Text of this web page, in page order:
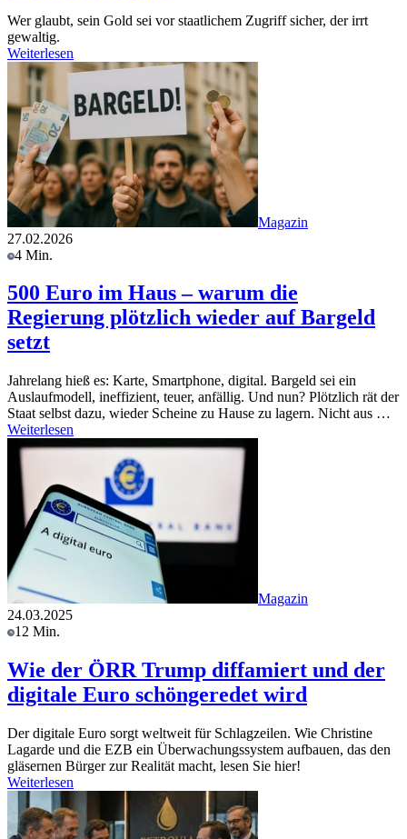
Wer glaubt, sein Gold sei vor staatlichem Zugriff sicher, der irrt
gewaltig.
Weiterlesen
Magazin
27.02.2026
4 Min.
500 Euro im Haus – warum die
Regierung plötzlich wieder auf Bargeld
setzt
Jahrelang hieß es: Karte, Smartphone, digital. Bargeld sei ein
Auslaufmodell, ineffizient, teuer, anfällig. Und nun? Plötzlich rät der
Staat selbst dazu, wieder Scheine zu Hause zu lagern. Nicht aus …
Weiterlesen
Magazin
24.03.2025
12 Min.
Wie der ÖRR Trump diffamiert und der
digitale Euro schöngeredet wird
Der digitale Euro sorgt weltweit für Schlagzeilen. Wie Christine
Lagarde und die EZB ein Überwachungssystem aufbauen, das den
gläsernen Bürger zur Realität macht, lesen Sie hier!
Weiterlesen